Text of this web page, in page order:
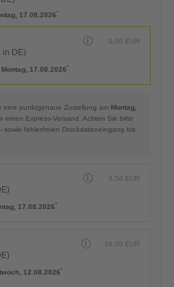
17.08.2026*
in DE)
0,00 EUR
Montag, 17.08.2026*
eine punktgenaue Zustellung am Montag,
einen Express-Versand. Achten Sie bitte
sowie fehlerfreien Druckdateneingang bis
6,50 EUR
17.08.2026*
28,20 EUR
12.08.2026*